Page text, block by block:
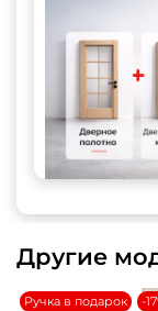
Другие
Ручка в подарок -